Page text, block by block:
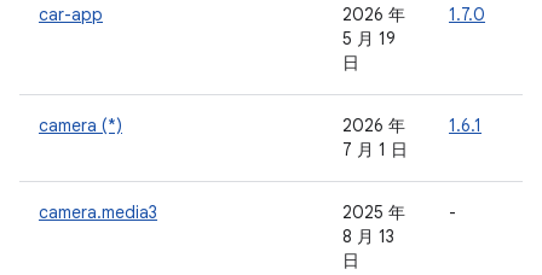
car-app
2026 年
5 月 19
日
1.7.0
camera (*)
2026 年
7 月 1 日
1.6.1
camera.media3
2025 年
8 月 13
日
-